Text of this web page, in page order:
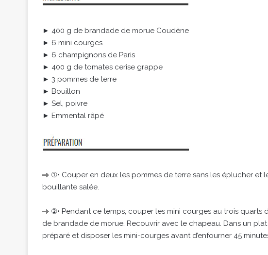
► 400 g de brandade de morue Coudène
► 6 mini courges
► 6 champignons de Paris
► 400 g de tomates cerise grappe
► 3 pommes de terre
► Bouillon
► Sel, poivre
► Emmental râpé
①• Couper en deux les pommes de terre sans les éplucher et
bouillante salée.
②• Pendant ce temps, couper les mini courges au trois quarts
de brandade de morue. Recouvrir avec le chapeau. Dans un
préparé et disposer les mini-courges avant d’enfourner 45